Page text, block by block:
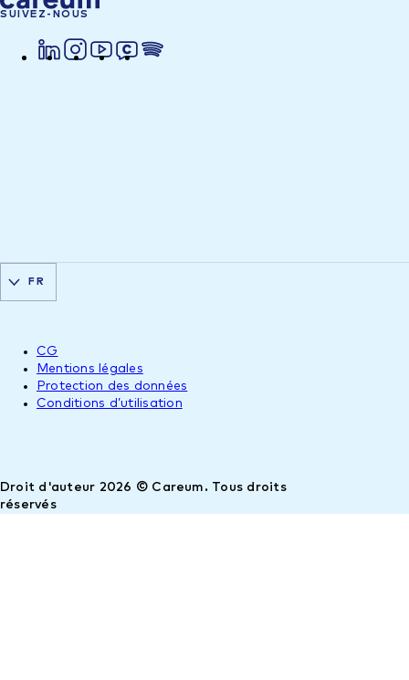
SUIVEZ-NOUS
Droit d'auteur 2026 © Careum. Tous droits
réservés
CG
Mentions légales
Protection des données
Conditions d’utilisation
FR